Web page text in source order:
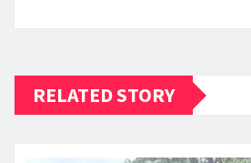
RELATED STORY